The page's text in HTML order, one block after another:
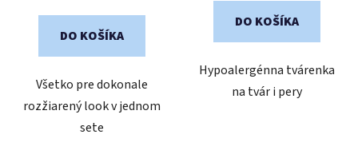
DO KOŠÍKA
Všetko pre dokonale
rozžiarený look v jednom
sete
DO KOŠÍKA
Hypoalergénna tvárenka
na tvár i pery